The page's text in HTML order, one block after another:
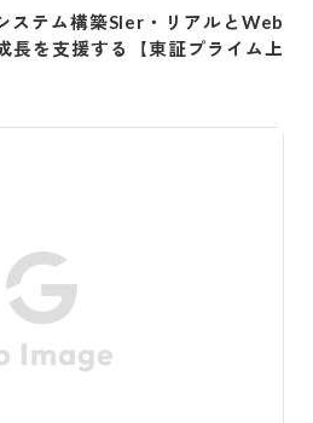
ステム構築SIer・リアルとWeb
長を支援する【東証プライム上